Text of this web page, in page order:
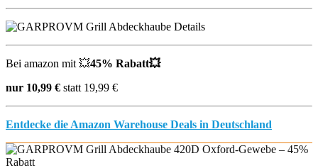
Bei amazon mit 💥45% Rabatt💥
nur 10,99 € statt 19,99 €
Entdecke die Amazon Warehouse Deals in Deutschland